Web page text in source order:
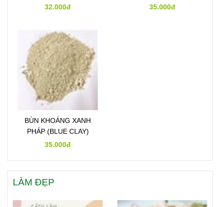
(CARAMEL CLAY)
32.000đ
35.000đ
BÙN KHOÁNG XANH
PHÁP (BLUE CLAY)
35.000đ
LÀM ĐẸP